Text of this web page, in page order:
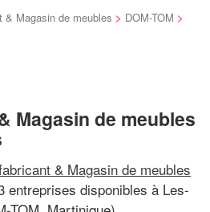
& Magasin de meubles > DOM-TOM >
Magasin de meubles
& Magasin de meubles
entreprises disponibles à Les-